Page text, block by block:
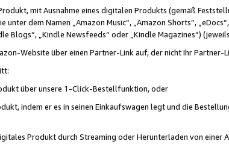
mit Ausnahme eines digitalen Produkts (gemäß
dem Namen „Amazon Music“, „Amazon Shorts“,
Blogs“, „Kindle Newsfeeds“ oder „Kindle Magazines“) (jeweils
Website über einen Partner-Link auf, der nicht Ihr Partner-
über unsere 1-Click-Bestellfunktion, oder
indem er es in seinen Einkaufswagen legt und die
Produkt durch Streaming oder Herunterladen von einer